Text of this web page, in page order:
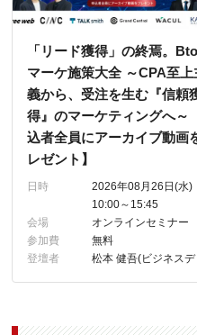
「リード獲得」の終焉。
マーケ施策大全 ～CPA至上
義から、受注を生む『信頼
得』のマーケティングへ～
込者全員にアーカイブ動画
レゼント】
日時
2026年08月26日(水)
10:00～15:45
会場
オンラインセミナー
参加費
無料
登壇者